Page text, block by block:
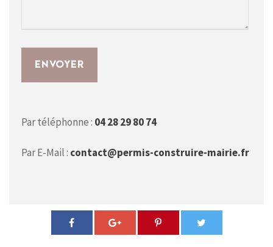
Par téléphonne : 04 28 29 80 74
Par E-Mail : contact@permis-construire-mairie.fr